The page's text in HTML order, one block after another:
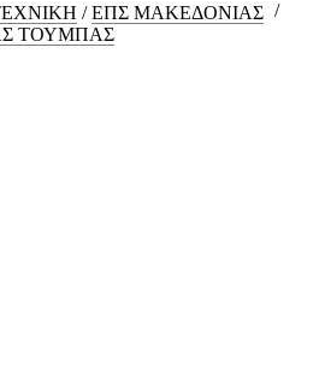
/ΕΠΣ ΜΑΚΕΔΟΝΙΑΣ
ΤΟΥΜΠΑΣ